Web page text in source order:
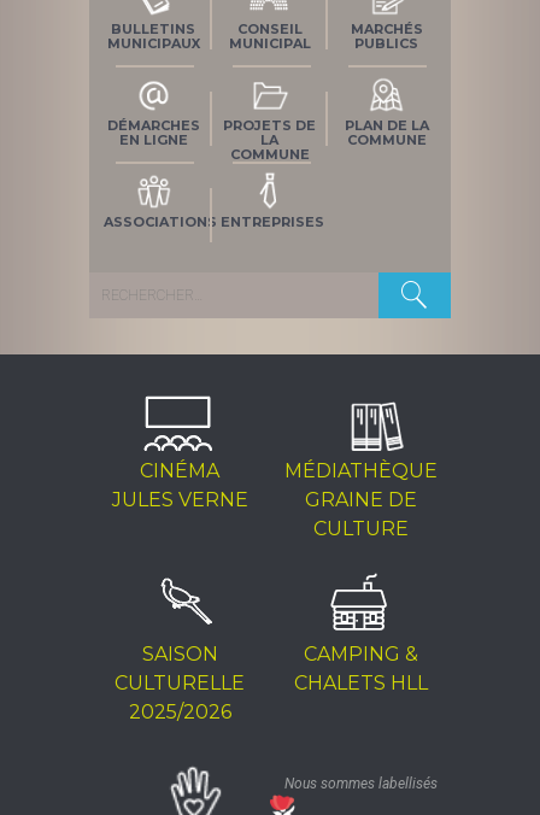
BULLETINS
MUNICIPAUX
CONSEIL
MUNICIPAL
MARCHÉS
PUBLICS
DÉMARCHES
EN LIGNE
PROJETS DE
LA
COMMUNE
PLAN DE LA
COMMUNE
ASSOCIATIONS ENTREPRISES
Rechercher :
CINÉMA
JULES VERNE
MÉDIATHÈQUE
GRAINE DE
CULTURE
SAISON
CULTURELLE
2025/2026
CAMPING &
CHALETS HLL
Nous sommes labellisés